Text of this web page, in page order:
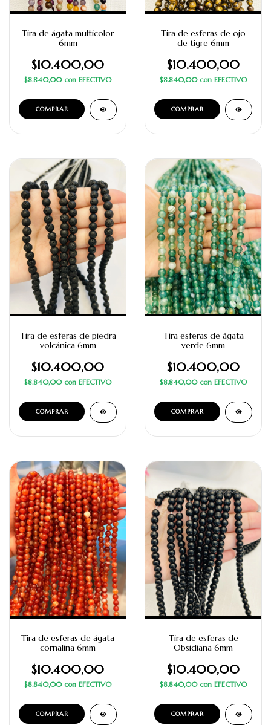
Tira de ágata multicolor
6mm
$10.400,00
$8.840,00 con EFECTIVO
Tira de esferas de ojo
de tigre 6mm
$10.400,00
$8.840,00 con EFECTIVO
Tira de esferas de piedra
volcánica 6mm
$10.400,00
$8.840,00 con EFECTIVO
Tira esferas de ágata
verde 6mm
$10.400,00
$8.840,00 con EFECTIVO
Tira de esferas de ágata
cornalina 6mm
$10.400,00
$8.840,00 con EFECTIVO
Tira de esferas de
Obsidiana 6mm
$10.400,00
$8.840,00 con EFECTIVO